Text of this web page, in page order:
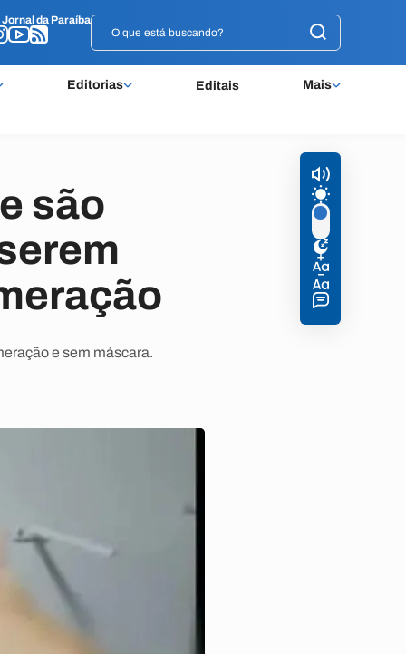
Jornal da Paraíba
Editorias Editais Mais
Jornal da Paraíba
são
e sem máscara.